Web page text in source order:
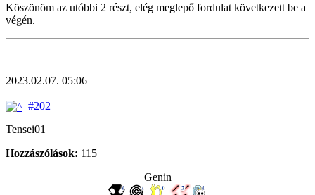
Köszönöm az utóbbi 2 részt, elég meglepő fordulat következett be a
végén.
2023.02.07. 05:06
#202
Tensei01
Hozzászólások: 115
Genin